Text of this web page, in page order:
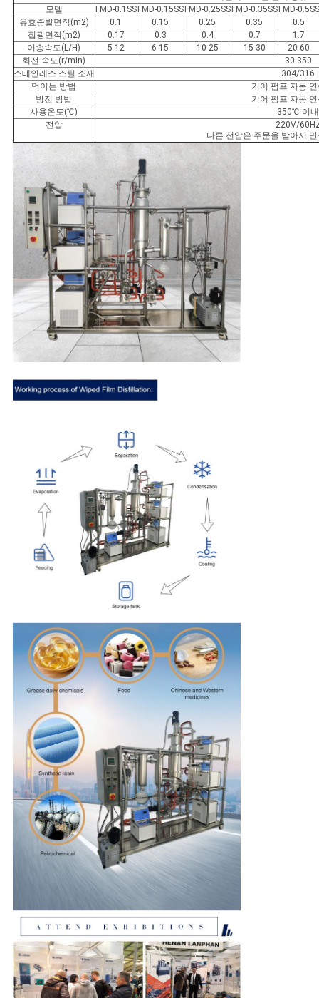
모델
FMD-0.1SS FMD-0.15SS FMD-0.25SS FMD-0.35SS FMD-0.5SS
유효증발면적(m2)
0.1 0.15 0.25 0.35
0.5
집광면적(m2)
0.17 0.3 0.4 0.7
1.7
이송속도(L/H)
5-12 6-15 10-25 15-30
20-60
회전 속도(r/min)
30-350
스테인레스 스틸 소재
304/316
먹이는 방법
기어 펌프 자동
방전 방법
기어 펌프 자동
사용온도(℃)
350℃ 이내
전압
220V/
다른 전압은 주문을 받아서